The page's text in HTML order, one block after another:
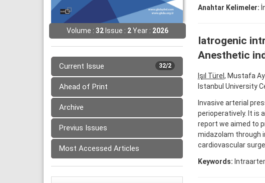
Volume : 32Issue : 2Year : 2026
32/2
Current Issue
Ahead of Print
Archive
Previus Issues
Most Accessed Articles
Anahtar Kelimeler:
Iatrogenic
Anesthetic
Işıl Türel , Mustafa
Istanbul University
Invasive arterial
perioperatively. It is
report we aimed to
midazolam through
cardiovascular
Keywords: